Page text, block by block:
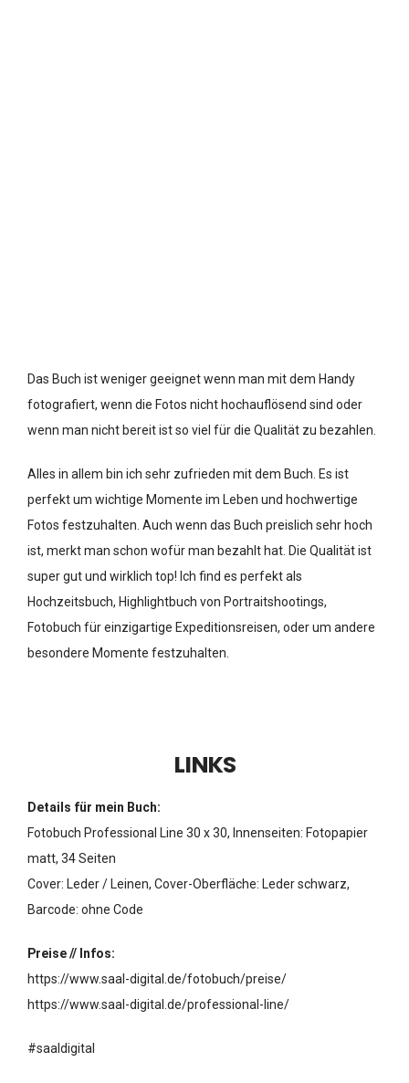
Das Buch ist weniger geeignet wenn man mit dem Handy
fotografiert, wenn die Fotos nicht hochauflösend sind oder
wenn man nicht bereit ist so viel für die Qualität zu bezahlen.
Alles in allem bin ich sehr zufrieden mit dem Buch. Es ist
perfekt um wichtige Momente im Leben und hochwertige
Fotos festzuhalten. Auch wenn das Buch preislich sehr hoch
ist, merkt man schon wofür man bezahlt hat. Die Qualität ist
super gut und wirklich top! Ich find es perfekt als
Hochzeitsbuch, Highlightbuch von Portraitshootings,
Fotobuch für einzigartige Expeditionsreisen, oder um andere
besondere Momente festzuhalten.
LINKS
Details für mein Buch:
Fotobuch Professional Line 30 x 30, Innenseiten: Fotopapier
matt, 34 Seiten
Cover: Leder / Leinen, Cover-Oberfläche: Leder schwarz,
Barcode: ohne Code
Preise // Infos:
https://www.saal-digital.de/fotobuch/preise/
https://www.saal-digital.de/professional-line/
#saaldigital